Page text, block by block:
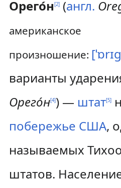
Орего́н[2](англ.
американское
произношение:
варианты
Орего́н[4]) — штат[5]
побережье США,
называемых
штатов.